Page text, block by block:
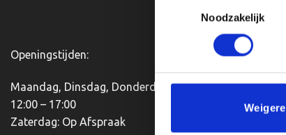
Noodzakelijk
Openingstijden:
Maandag, Dinsdag, Donderdag, Vrijdag:
12:00 – 17:00
Zaterdag: Op Afspraak